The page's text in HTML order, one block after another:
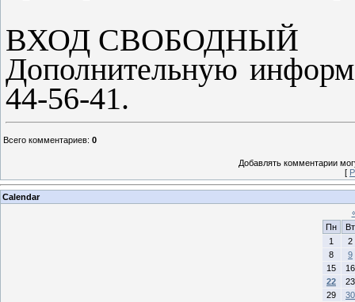
ВХОД СВОБОДНЫЙ
Дополнительную
44-56-41.
Всего комментариев: 0
Добавлять комментарии
[
Calendar
Пн
Вт
1
2
8
9
15
16
22
23
29
30